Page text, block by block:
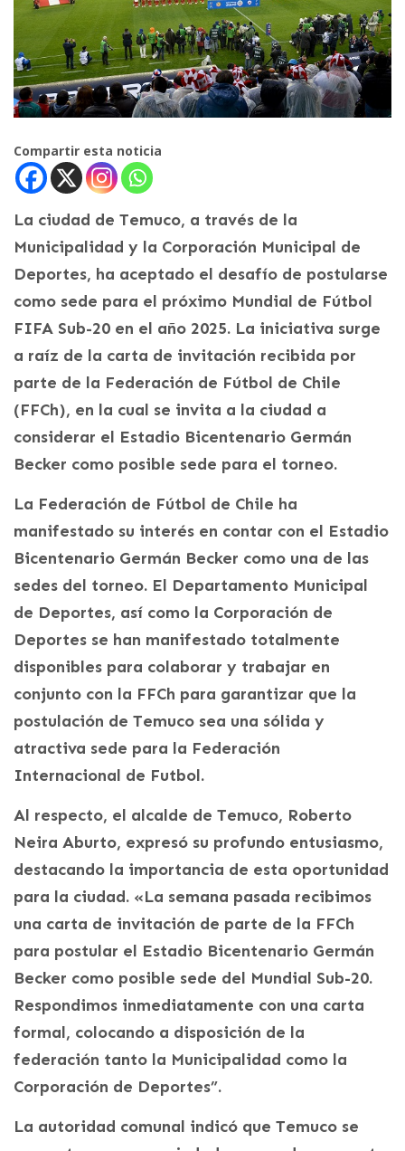
Compartir esta noticia
La ciudad de Temuco, a través de la
Municipalidad y la Corporación Municipal de
Deportes, ha aceptado el desafío de postularse
como sede para el próximo Mundial de Fútbol
FIFA Sub-20 en el año 2025. La iniciativa surge
a raíz de la carta de invitación recibida por
parte de la Federación de Fútbol de Chile
(FFCh), en la cual se invita a la ciudad a
considerar el Estadio Bicentenario Germán
Becker como posible sede para el torneo.
La Federación de Fútbol de Chile ha
manifestado su interés en contar con el Estadio
Bicentenario Germán Becker como una de las
sedes del torneo. El Departamento Municipal
de Deportes, así como la Corporación de
Deportes se han manifestado totalmente
disponibles para colaborar y trabajar en
conjunto con la FFCh para garantizar que la
postulación de Temuco sea una sólida y
atractiva sede para la Federación
Internacional de Futbol.
Al respecto, el alcalde de Temuco, Roberto
Neira Aburto, expresó su profundo entusiasmo,
destacando la importancia de esta oportunidad
para la ciudad. «La semana pasada recibimos
una carta de invitación de parte de la FFCh
para postular el Estadio Bicentenario Germán
Becker como posible sede del Mundial Sub-20.
Respondimos inmediatamente con una carta
formal, colocando a disposición de la
federación tanto la Municipalidad como la
Corporación de Deportes”.
La autoridad comunal indicó que Temuco se